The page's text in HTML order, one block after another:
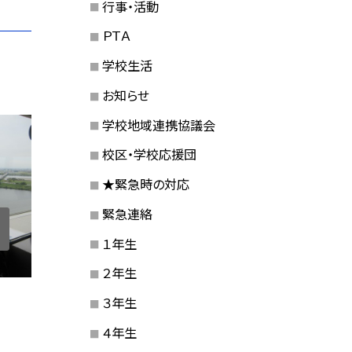
行事・活動
ＰＴＡ
学校生活
お知らせ
学校地域連携協議会
校区・学校応援団
★緊急時の対応
緊急連絡
１年生
２年生
３年生
４年生